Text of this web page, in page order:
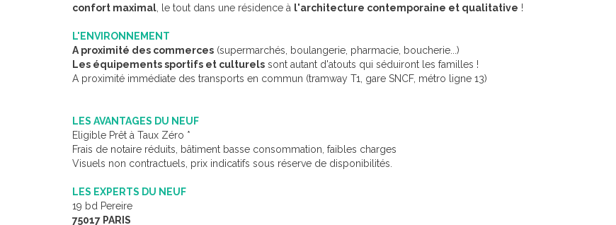
confort maximal , le tout dans une résidence à l'architecture contemporaine et qualitative !
L'ENVIRONNEMENT
A proximité des commerces (supermarchés, boulangerie, pharmacie, boucherie...)
Les équipements sportifs et culturels sont autant d'atouts qui séduiront les familles !
A proximité immédiate des transports en commun (tramway T1, gare SNCF, métro ligne 13)
LES AVANTAGES DU NEUF
Eligible Prêt à Taux Zéro *
Frais de notaire réduits, bâtiment basse consommation, faibles charges
Visuels non contractuels, prix indicatifs sous réserve de disponibilités.
LES EXPERTS DU NEUF
19 bd Pereire
75017 PARIS